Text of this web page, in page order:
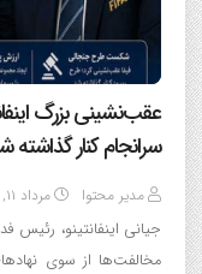
عقب‌نشینی بزرگ
سرانجام کنار گذاشته
مدیر محتوا مرداد ۱۱, ۱۴۰۵
جیانی اینفانتینو، رئیس
مخالفت‌ها از سوی